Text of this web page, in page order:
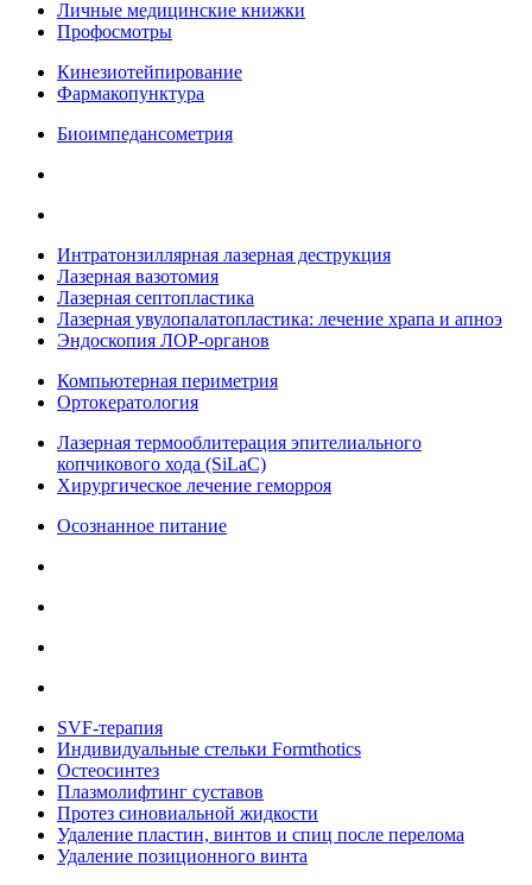
Личные медицинские книжки
Профосмотры
Кинезиотейпирование
Фармакопунктура
Биоимпедансометрия
Интратонзиллярная лазерная деструкция
Лазерная вазотомия
Лазерная септопластика
Лазерная увулопалатопластика: лечение храпа и апноэ
Эндоскопия ЛОР-органов
Компьютерная периметрия
Ортокератология
Лазерная термооблитерация эпителиального
копчикового хода (SiLaC)
Хирургическое лечение геморроя
Осознанное питание
SVF-терапия
Индивидуальные стельки Formthotics
Остеосинтез
Плазмолифтинг суставов
Протез синовиальной жидкости
Удаление пластин, винтов и спиц после перелома
Удаление позиционного винта